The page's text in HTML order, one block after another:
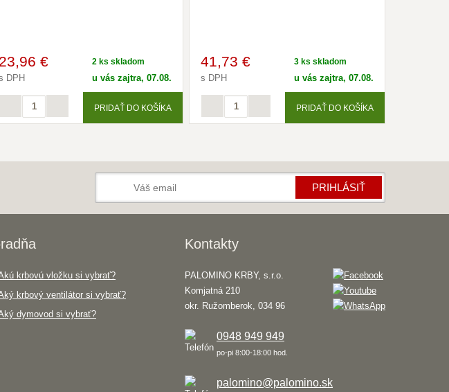
23,96 €
DPH
2 ks skladom
u vás zajtra, 07.08.
PRIDAŤ DO KOŠÍKA
41,73 €
s DPH
3 ks skladom
u vás zajtra, 07.08.
PRIDAŤ DO KOŠÍKA
PRIHLÁSIŤ
krbovú vložku si vybrať?
krbový ventilátor si vybrať?
dymovod si vybrať?
Kontakty
PALOMINO KRBY, s.r.o.
Komjatná 210
okr. Ružomberok, 034 96
0948 949 949
po-pi 8:00-18:00 hod.
palomino@palomino.sk
Inteligentný krbový asistent